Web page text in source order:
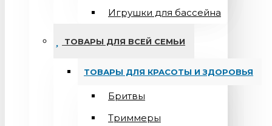
Игрушки для бассейна
ТОВАРЫ ДЛЯ ВСЕЙ СЕМЬИ
ТОВАРЫ ДЛЯ КРАСОТЫ И ЗДОРОВЬЯ
Бритвы
Триммеры